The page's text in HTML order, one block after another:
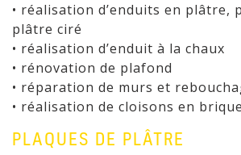
• réalisation d’enduits en plâtre,
plâtre ciré
• réalisation d’enduit à la chaux
• rénovation de plafond
• réparation de murs et
• réalisation de cloisons en
PLAQUES DE PLÂTRE